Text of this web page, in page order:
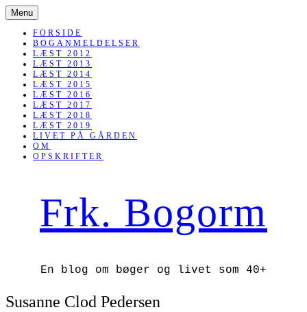
Menu SKIP
TO
CONTENT
FORSIDE
BOGANMELDELSER
LÆST 2012
LÆST 2013
LÆST 2014
LÆST 2015
LÆST 2016
LÆST 2017
LÆST 2018
LÆST 2019
LIVET PÅ GÅRDEN
OM
OPSKRIFTER
Frk. Bogorm
En blog om bøger og livet som 40+
Susanne Clod Pedersen